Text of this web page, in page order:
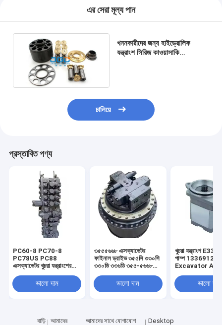
এর সেরা মূল্য পান
খননকারীদের জন্য হাইড্রোলিক
যন্ত্রাংশ সিরিজ কাওয়াসাকি
চালিয়ে
প্রস্তাবিত পণ্য
PC60-8 PC70-8
PC78US PC88
এক্সক্যাভেটর খুচরা যন্ত্রাংশের
ভালো দাম
৩৫৫৫৬৬৮ এক্সক্যাভেটর
ফাইনাল ড্রাইভ ৩৫৫সি ৩৩০সি
৩৩০ডি ৩৩৬ডি ৩৫৫-৫৬৬৮
ভালো দাম
খুচরা যন্ত্রাংশ
পাম্প 1336912
Excavator
1336912ভালো দাম
বাড়ি আমাদের আমাদের সাথে যোগাযোগ
Desktop